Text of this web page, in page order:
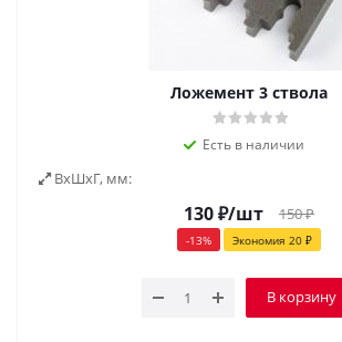
Ложемент 3 ствола
Есть в наличии
ВxШxГ, мм:
130₽/шт 150₽
-13% Экономия 20 ₽
В корзину